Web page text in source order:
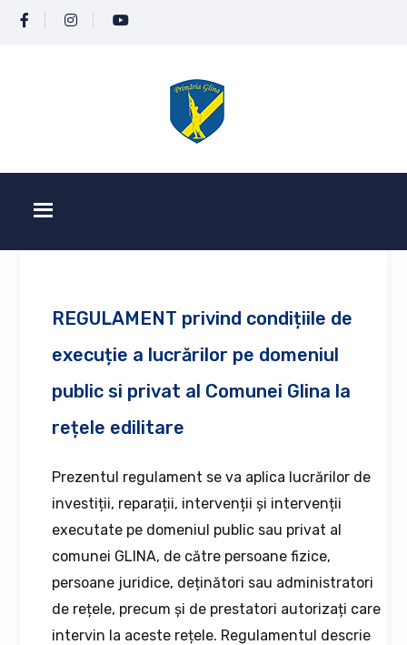
REGULAMENT privind condițiile de
execuție a lucrărilor pe domeniul
public si privat al Comunei Glina la
rețele edilitare
Prezentul regulament se va aplica lucrărilor de
investiții, reparații, intervenții și intervenții
executate pe domeniul public sau privat al
comunei GLINA, de către persoane fizice,
persoane juridice, deținători sau administratori
de rețele, precum și de prestatori autorizați care
intervin la aceste rețele. Regulamentul descrie